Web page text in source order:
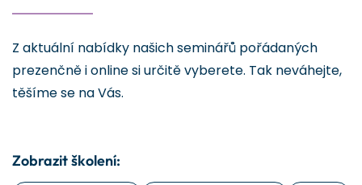
Z aktuální nabídky našich seminářů pořádaných
prezenčně i online si určitě vyberete. Tak neváhejte,
těšíme se na Vás.
Zobrazit školení: